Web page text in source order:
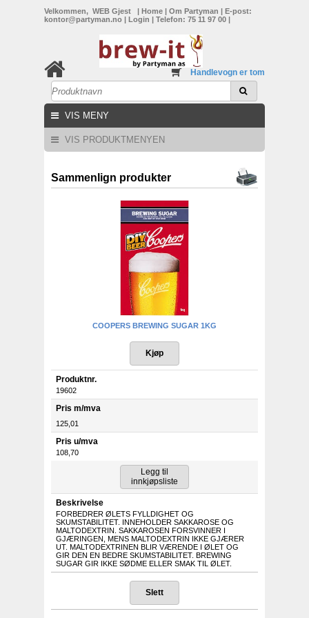
Velkommen, WEB Gjest | Home | Om Partyman | E-post:
kontor@partyman.no | Login | Telefon: 75 11 97 00 |
Handlevogn er tom
VIS MENY
VIS PRODUKTMENYEN
Sammenlign produkter
COOPERS BREWING SUGAR 1KG
Produktnr.
19602
Pris m/mva
125,01
Pris u/mva
108,70
Beskrivelse
FORBEDRER ØLETS FYLLDIGHET OG
SKUMSTABILITET. INNEHOLDER SAKKAROSE OG
MALTODEXTRIN. SAKKAROSEN FORSVINNER I
GJÆRINGEN, MENS MALTODEXTRIN IKKE GJÆRER
UT. MALTODEXTRINEN BLIR VÆRENDE I ØLET OG
GIR DEN EN BEDRE SKUMSTABILITET. BREWING
SUGAR GIR IKKE SØDME ELLER SMAK TIL ØLET.